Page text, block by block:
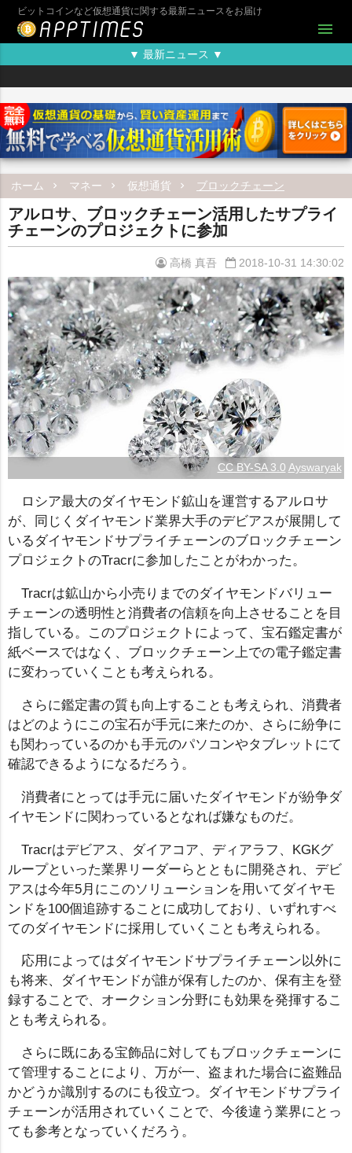
ビットコインなど仮想通貨に関する最新ニュースをお届け
menu
▼ 最新ニュース ▼
ホーム マネー 仮想通貨 ブロックチェーン
アルロサ、ブロックチェーン活用したサプライ
チェーンのプロジェクトに参加
高橋 真吾 2018-10-31 14:30:02
CC BY-SA 3.0 Ayswaryak
ロシア最大のダイヤモンド鉱山を運営するアルロサ
が、同じくダイヤモンド業界大手のデビアスが展開して
いるダイヤモンドサプライチェーンのブロックチェーン
プロジェクトのTracrに参加したことがわかった。
Tracrは鉱山から小売りまでのダイヤモンドバリュー
チェーンの透明性と消費者の信頼を向上させることを目
指している。このプロジェクトによって、宝石鑑定書が
紙ベースではなく、ブロックチェーン上での電子鑑定書
に変わっていくことも考えられる。
さらに鑑定書の質も向上することも考えられ、消費者
はどのようにこの宝石が手元に来たのか、さらに紛争に
も関わっているのかも手元のパソコンやタブレットにて
確認できるようになるだろう。
消費者にとっては手元に届いたダイヤモンドが紛争ダ
イヤモンドに関わっているとなれば嫌なものだ。
Tracrはデビアス、ダイアコア、ディアラフ、KGKグ
ループといった業界リーダーらとともに開発され、デビ
アスは今年5月にこのソリューションを用いてダイヤモ
ンドを100個追跡することに成功しており、いずれすべ
てのダイヤモンドに採用していくことも考えられる。
応用によってはダイヤモンドサプライチェーン以外に
も将来、ダイヤモンドが誰が保有したのか、保有主を登
録することで、オークション分野にも効果を発揮するこ
とも考えられる。
さらに既にある宝飾品に対してもブロックチェーンに
て管理することにより、万が一、盗まれた場合に盗難品
かどうか識別するのにも役立つ。ダイヤモンドサプライ
チェーンが活用されていくことで、今後違う業界にとっ
ても参考となっていくだろう。